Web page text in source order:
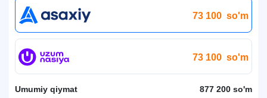
73 100 so'm
73 100 so'm
Umumiy qiymat 877 200 so'm